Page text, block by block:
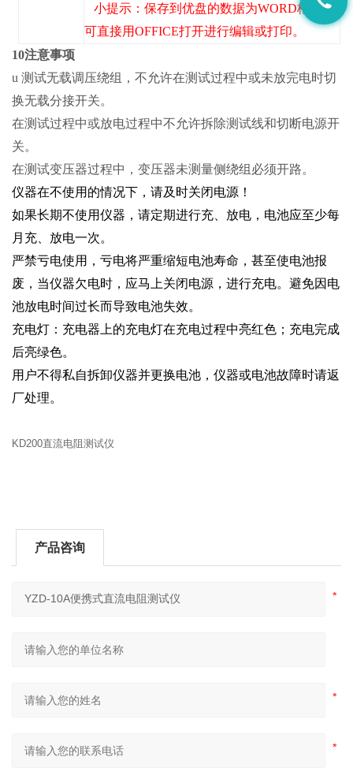
小提示：保存到优盘的数据为WORD格式，
可直接用OFFICE打开进行编辑或打印。
10注意事项
u 测试无载调压绕组，不允许在测试过程中或未放完电时切
换无载分接开关。
在测试过程中或放电过程中不允许拆除测试线和切断电源开
关。
在测试变压器过程中，变压器未测量侧绕组必须开路。
仪器在不使用的情况下，请及时关闭电源！
如果长期不使用仪器，请定期进行充、放电，电池应至少每
月充、放电一次。
严禁亏电使用，亏电将严重缩短电池寿命，甚至使电池报
废，当仪器欠电时，应马上关闭电源，进行充电。避免因电
池放电时间过长而导致电池失效。
充电灯：充电器上的充电灯在充电过程中亮红色；充电完成
后亮绿色。
用户不得私自拆卸仪器并更换电池，仪器或电池故障时请返
厂处理。
KD200直流电阻测试仪
产品咨询